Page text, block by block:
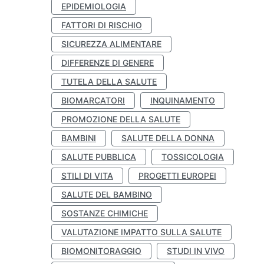
EPIDEMIOLOGIA
FATTORI DI RISCHIO
SICUREZZA ALIMENTARE
DIFFERENZE DI GENERE
TUTELA DELLA SALUTE
BIOMARCATORI
INQUINAMENTO
PROMOZIONE DELLA SALUTE
BAMBINI
SALUTE DELLA DONNA
SALUTE PUBBLICA
TOSSICOLOGIA
STILI DI VITA
PROGETTI EUROPEI
SALUTE DEL BAMBINO
SOSTANZE CHIMICHE
VALUTAZIONE IMPATTO SULLA SALUTE
BIOMONITORAGGIO
STUDI IN VIVO